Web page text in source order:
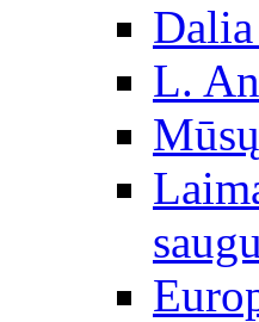
L.